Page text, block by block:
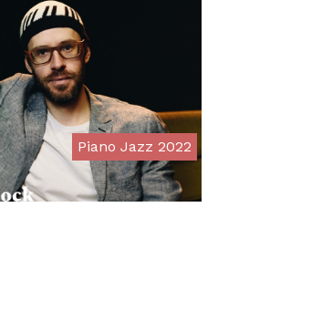
Piano Jazz 2022
From € 20